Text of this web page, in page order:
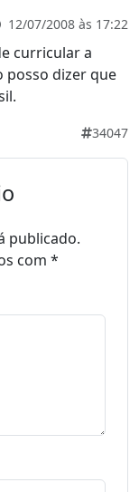
12/07/2008 às 17:22
curricular a
posso dizer que
34047
publicado.
com *